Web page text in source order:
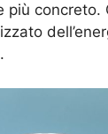
più concreto.